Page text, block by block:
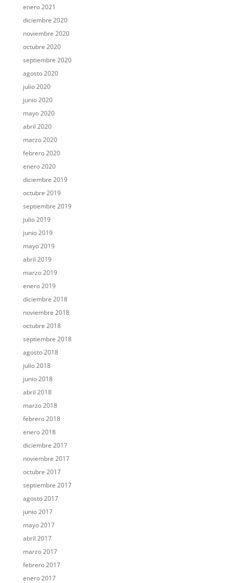
enero 2021
diciembre 2020
noviembre 2020
octubre 2020
septiembre 2020
agosto 2020
julio 2020
junio 2020
mayo 2020
abril 2020
marzo 2020
febrero 2020
enero 2020
diciembre 2019
octubre 2019
septiembre 2019
julio 2019
junio 2019
mayo 2019
abril 2019
marzo 2019
enero 2019
diciembre 2018
noviembre 2018
octubre 2018
septiembre 2018
agosto 2018
julio 2018
junio 2018
abril 2018
marzo 2018
febrero 2018
enero 2018
diciembre 2017
noviembre 2017
octubre 2017
septiembre 2017
agosto 2017
junio 2017
mayo 2017
abril 2017
marzo 2017
febrero 2017
enero 2017